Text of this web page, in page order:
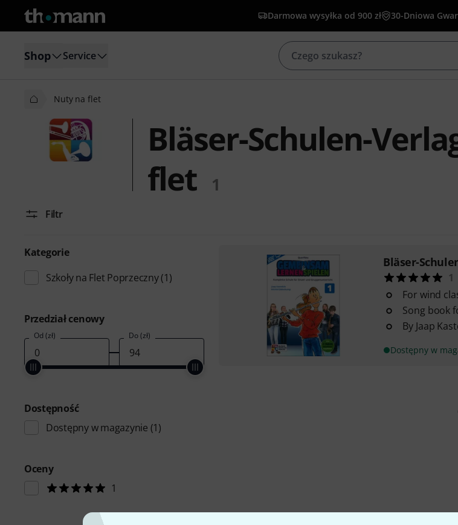
Darmowa wysyłka od 900 zł 30-Dniowa
Shop Service
Nuty na flet
Bläser-Schulen-
flet
1
Filtr
Kategorie
Szkoły na Flet Poprzeczny(1)
Przedział cenowy
Od (zł) Do (zł)
Dostępność
Dostępny w magazynie (1)
Oceny
1
Bläser-
1
For wind
Song book
By Jaap
Dostępny w